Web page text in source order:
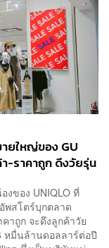
ายใหญ่ของ GU
-ราคาถูก ดึงวัยรุ่น
ของ UNIQLO ที่
พสโตร์บุกตลาด
าถูก จะดึงลูกค้าวัย
หมื่นล้านดอลลาร์ต่อปี